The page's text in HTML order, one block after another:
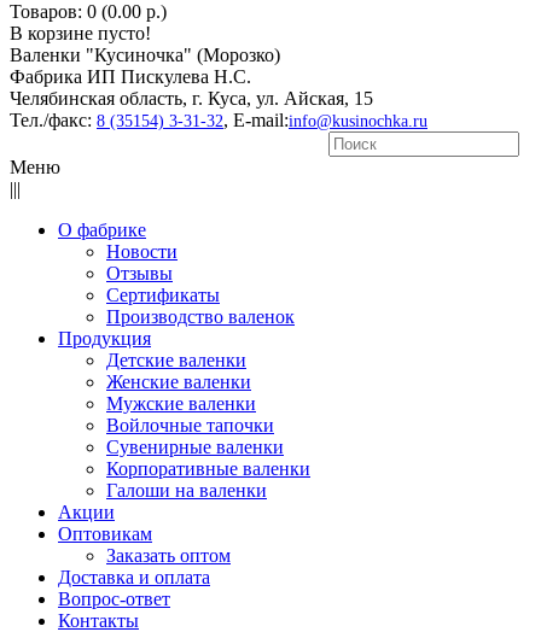
Товаров: 0 (0.00 р.)
В корзине пусто!
Валенки "Кусиночкa" (Морозко)
Фабрика ИП Пискулева Н.С.
Челябинская область, г. Куса, ул. Айская, 15
Тел./факс: 8 (35154) 3-31-32, E-mail:info@kusinochka.ru
Меню
|||
О фабрике
Новости
Отзывы
Сертификаты
Производство валенок
Продукция
Детские валенки
Женские валенки
Мужские валенки
Войлочные тапочки
Сувенирные валенки
Корпоративные валенки
Галоши на валенки
Акции
Оптовикам
Заказать оптом
Доставка и оплата
Вопрос-ответ
Контакты